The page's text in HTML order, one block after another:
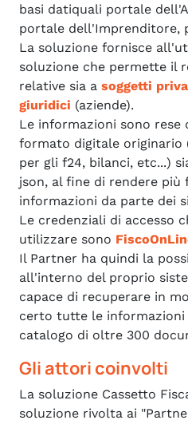
basi datiquali portale
portale dell'Imprenditore,
La soluzione fornisce
soluzione che permette il
relative sia a soggetti
giuridici (aziende).
Le informazioni sono rese
formato digitale originario
per gli f24, bilanci, etc...)
json, al fine di rendere
informazioni da parte dei
Le credenziali di accesso
utilizzare sono
Il Partner ha quindi la
all'interno del proprio
capace di recuperare in
certo tutte le informazioni
catalogo di oltre 300
Gli attori coinvolti
La soluzione Cassetto
soluzione rivolta ai